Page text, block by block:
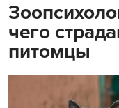
чего
питомцы